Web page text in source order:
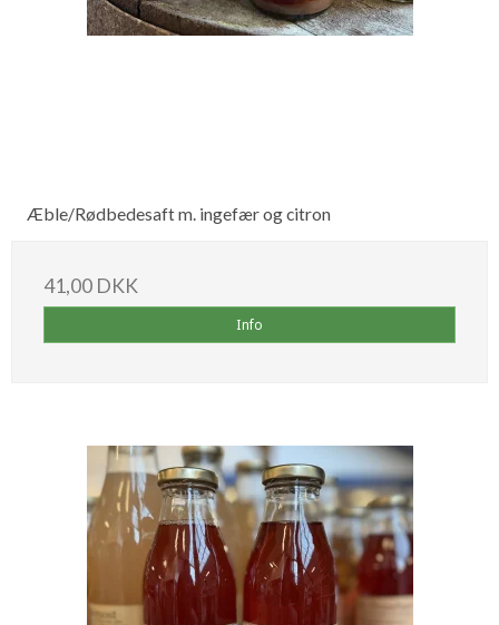
Æble/Rødbedesaft m. ingefær og citron
41,00 DKK
Info